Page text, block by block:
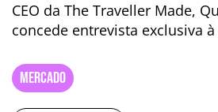
CEO da The Traveller Made,
concede entrevista exclusiva à
MERCADO